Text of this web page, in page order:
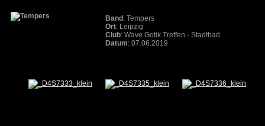
Band : Tempers
Ort: Leipzig
Club: Wave Gotik Treffen - Stadtbad
Datum: 07.06.2019